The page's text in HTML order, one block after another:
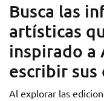
Busca las
artísticas
inspirado a
escribir sus
Al explorar las